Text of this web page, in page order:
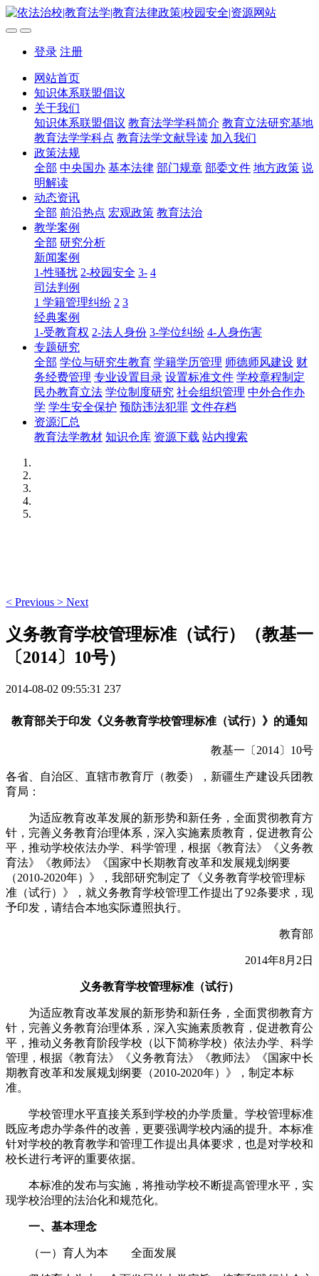
登录 注册
网站首页
知识体系联盟倡议
关于我们
知识体系联盟倡议 教育法学学科简介 教育立法研究基地
教育法学学科点 教育法学文献导读 加入我们
政策法规
全部 中央国办 基本法律 部门规章 部委文件 地方政策 说
明解读
动态资讯
全部 前沿热点 宏观政策 教育法治
教学案例
全部 研究分析
新闻案例
1-性骚扰 2-校园安全 3- 4
司法判例
1 学籍管理纠纷 2 3
经典案例
1-受教育权 2-法人身份 3-学位纠纷 4-人身伤害
专题研究
全部 学位与研究生教育 学籍学历管理 师德师风建设 财
务经费管理 专业设置目录 设置标准文件 学校章程制定
民办教育立法 学位制度研究 社会组织管理 中外合作办
学 学生安全保护 预防违法犯罪 文件存档
资源汇总
教育法学教材 知识仓库 资源下载 站内搜索
< Previous > Next
义务教育学校管理标准（试行）（教基一
〔2014〕10号）
2014-08-02 09:55:31 237
教育部关于印发《义务教育学校管理标准（试行）》的通知
教基一〔2014〕10号
各省、自治区、直辖市教育厅（教委），新疆生产建设兵团教
育局：
为适应教育改革发展的新形势和新任务，全面贯彻教育方
针，完善义务教育治理体系，深入实施素质教育，促进教育公
平，推动学校依法办学、科学管理，根据《教育法》《义务教
育法》《教师法》《国家中长期教育改革和发展规划纲要
（2010-2020年）》，我部研究制定了《义务教育学校管理标
准（试行）》，就义务教育学校管理工作提出了92条要求，现
予印发，请结合本地实际遵照执行。
教育部
2014年8月2日
义务教育学校管理标准（试行）
为适应教育改革发展的新形势和新任务，全面贯彻教育方
针，完善义务教育治理体系，深入实施素质教育，促进教育公
平，推动义务教育阶段学校（以下简称学校）依法办学、科学
管理，根据《教育法》《义务教育法》《教师法》《国家中长
期教育改革和发展规划纲要（2010-2020年）》，制定本标
准。
学校管理水平直接关系到学校的办学质量。学校管理标准
既应考虑办学条件的改善，更要强调学校内涵的提升。本标准
针对学校的教育教学和管理工作提出具体要求，也是对学校和
校长进行考评的重要依据。
本标准的发布与实施，将推动学校不断提高管理水平，实
现学校治理的法治化和规范化。
一、基本理念
（一）育人为本 全面发展